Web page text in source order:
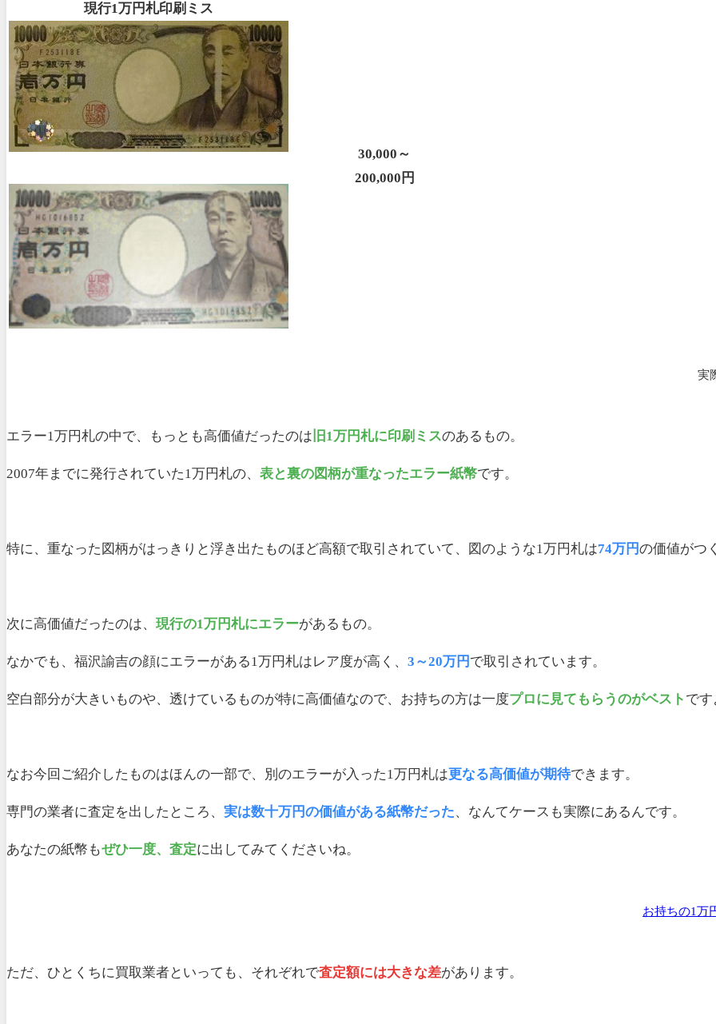
現行1万円札印刷ミス
30,000～
200,000円
実
エラー1万円札の中で、もっとも高価値だったのは 旧1万円札に印刷ミスのあるもの。
2007年までに発行されていた1万円札の、 表と裏の図柄が重なったエラー紙幣です。
特に、重なった図柄がはっきりと浮き出たものほど高額で取引されていて、図のような1万円札は74万円の価値がつ
次に高価値だったのは、 現行の1万円札にエラーがあるもの。
なかでも、福沢諭吉の顔にエラーがある1万円札はレア度が高く、 3～20万円 で取引されています。
空白部分が大きいものや、透けているものが特に高価値なので、お持ちの方は一度プロに見てもらうのがベスト です
なお今回ご紹介したものはほんの一部で、別のエラーが入った1万円札は更なる高価値が期待できます。
専門の業者に査定を出したところ、 実は数十万円の価値がある紙幣だった、なんてケースも実際にあるんです。
あなたの紙幣もぜひ一度、査定に出してみてくださいね。
お持ちの1万
ただ、ひとくちに買取業者といっても、それぞれで査定額には大きな差があります。